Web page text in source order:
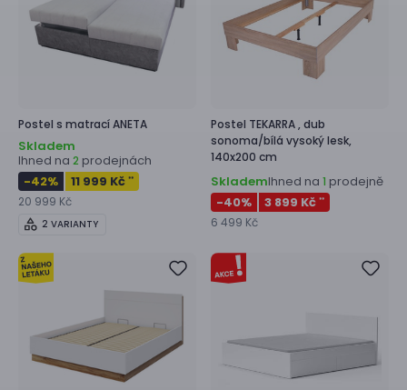
Postel s matracíANETA
Skladem
Ihned na 2 prodejnách
-42% 11 999 Kč **
20 999 Kč
2 VARIANTY
Postel TEKARRA , dub
sonoma/bílá vysoký lesk,
140x200 cm
SklademIhned na 1 prodejně
-40% 3 899 Kč **
6 499 Kč